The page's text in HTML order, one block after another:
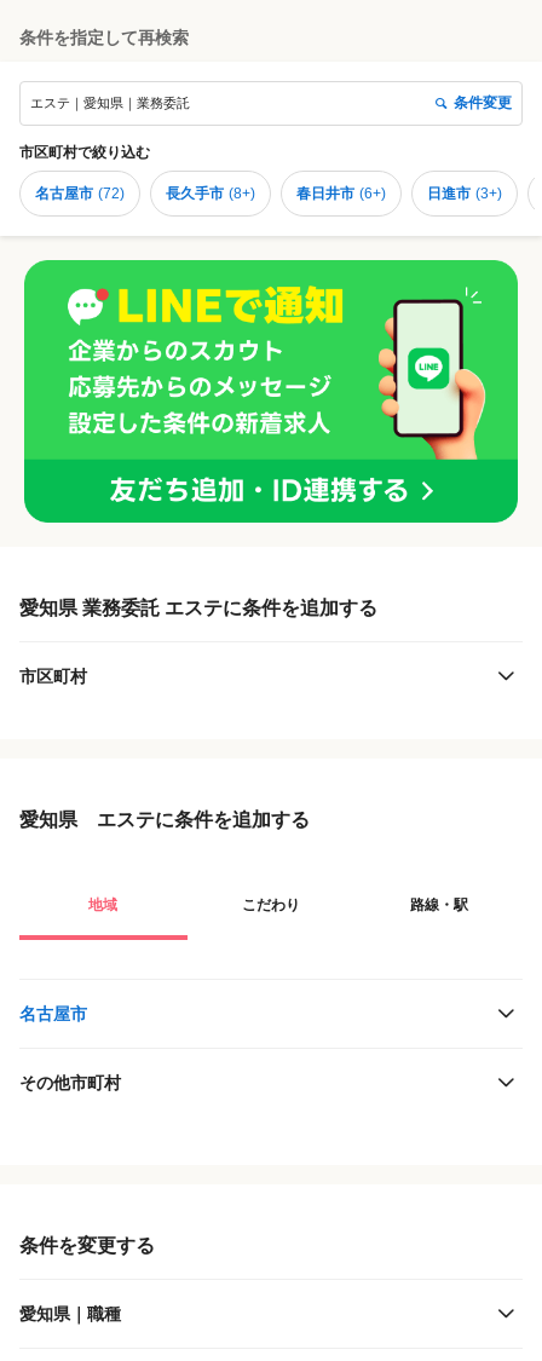
条件を指定して再検索
エステ｜愛知県｜業務委託 条件変更
市区町村で絞り込む
名古屋市 (72) 長久手市 (8+) 春日井市 (6+) 日進市 (3+)
愛知県 業務委託 エステに条件を追加する
市区町村
愛知県 エステに条件を追加する
地域 こだわり 路線・駅
名古屋市
その他市町村
条件を変更する
愛知県｜職種